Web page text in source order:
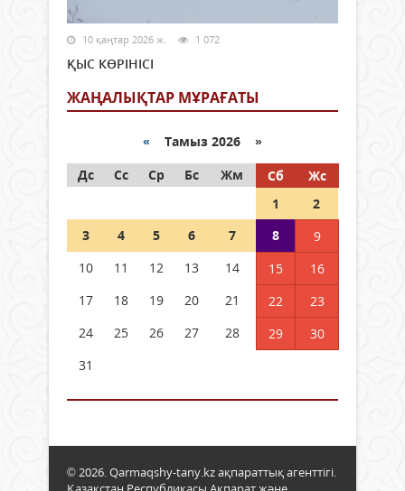
10 қаңтар 2026 ж. 1 072
ҚЫС КӨРІНІСІ
ЖАҢАЛЫҚТАР МҰРАҒАТЫ
« Тамыз 2026 »
Дс
Сс Ср Бс Жм Сб
Жс
1
2
3
4 5 6 7 8
9
10
11 12 13 14 15
16
17
18 19 20 21 22
23
24
25 26 27 28 29
30
31
© 2026. Qarmaqshy-tany.kz ақпараттық агенттігі.